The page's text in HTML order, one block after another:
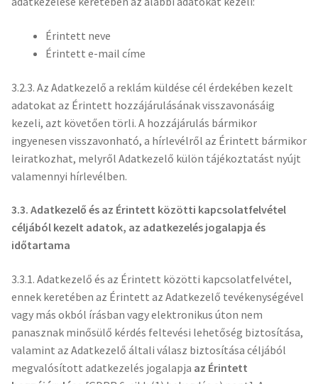
Érintett neve
Érintett e-mail címe
3.2.3. Az Adatkezelő a reklám küldése cél érdekében kezelt
adatokat az Érintett hozzájárulásának visszavonásáig
kezeli, azt követően törli. A hozzájárulás bármikor
ingyenesen visszavonható, a hírlevélről az Érintett bármikor
leiratkozhat, melyről Adatkezelő külön tájékoztatást nyújt
valamennyi hírlevélben.
3.3. Adatkezelő és az Érintett közötti kapcsolatfelvétel
céljából kezelt adatok, az adatkezelés jogalapja és
időtartama
3.3.1. Adatkezelő és az Érintett közötti kapcsolatfelvétel,
ennek keretében az Érintett az Adatkezelő tevékenységével
vagy más okból írásban vagy elektronikus úton nem
panasznak minősülő kérdés feltevési lehetőség biztosítása,
valamint az Adatkezelő általi válasz biztosítása céljából
megvalósított adatkezelés jogalapja az Érintett